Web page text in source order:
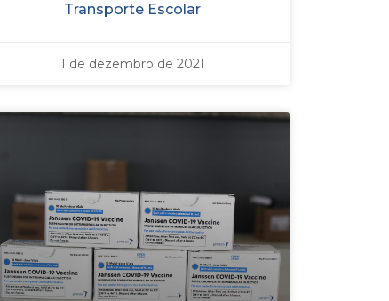
Transporte Escolar
1 de dezembro de 2021